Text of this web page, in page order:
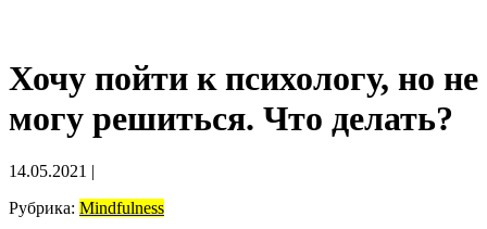
Хочу пойти к психологу, но не
могу решиться. Что делать?
14.05.2021 |
Рубрика: Mindfulness